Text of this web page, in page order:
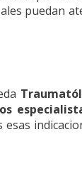
puedan
esas